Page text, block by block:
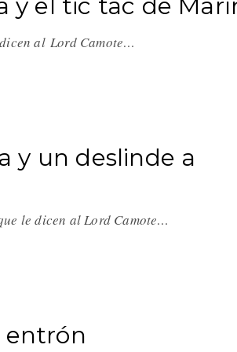
al Lord Camote…
y un deslinde a
le dicen al Lord Camote…
entrón